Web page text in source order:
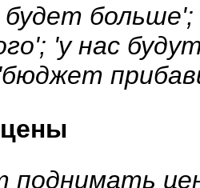
больше';
'у нас
поднимать